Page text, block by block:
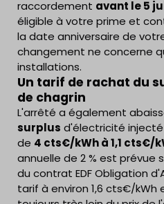
raccordement avant le 5
éligible à votre prime et
la date anniversaire de
changement ne concerne
installations.
Un tarif de rachat du
de chagrin
L'arrêté a également
surplus d'électricité injecté
de 4 cts€/kWh à 1,1 cts€/
annuelle de 2 % est prévue
du contrat EDF Obligation
tarif à environ 1,6 cts€/